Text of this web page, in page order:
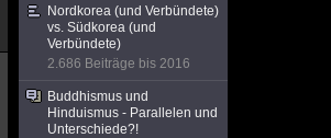
Nordkorea (und Verbündete)
vs. Südkorea (und
Verbündete)
2.686 Beiträge bis 2016
Buddhismus und
Hinduismus - Parallelen und
Unterschiede?!